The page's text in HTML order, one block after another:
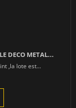
DECO METAL...
,la lote est...